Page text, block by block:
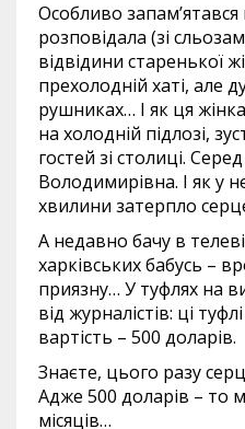
Особливо
розповідала (зі
відвідини старенької
прехолодній хаті, але
рушниках… І як ця
на холодній підлозі,
гостей зі столиці.
Володимирівна. І як у
хвилини затерпло
А недавно бачу в
харківських бабусь –
приязну… У туфлях на
від журналістів: ці
вартість – 500 доларів.
Знаєте, цього разу
Адже 500 доларів – то
місяців…